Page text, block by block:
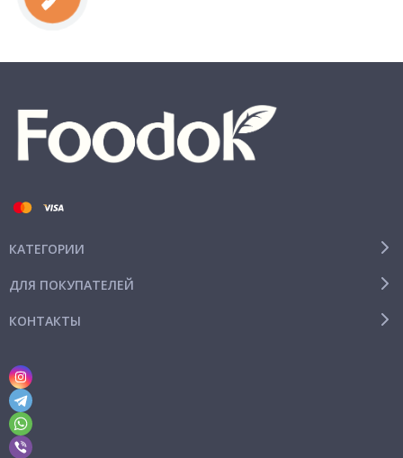
КАТЕГОРИИ
ДЛЯ ПОКУПАТЕЛЕЙ
КОНТАКТЫ